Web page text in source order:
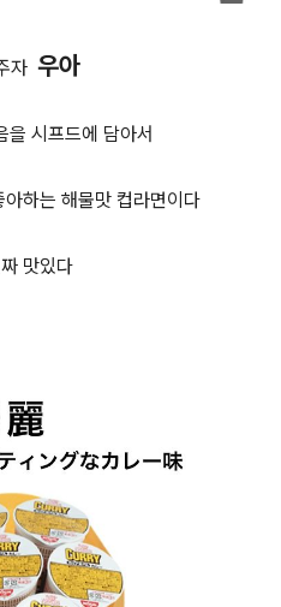
자 우아
을 시프드에 담아서
하는 해물맛 컵라면이다
맛있다